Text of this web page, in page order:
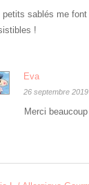
petits sablés me
!
Eva
26 septembre
Merci